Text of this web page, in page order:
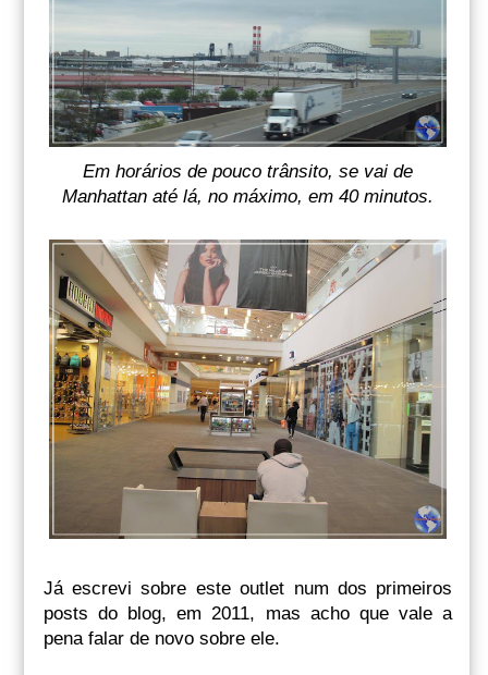
Em horários de pouco trânsito, se vai de
Manhattan até lá, no máximo, em 40 minutos.
Já escrevi sobre este outlet num dos primeiros
posts do blog, em 2011, mas acho que vale a
pena falar de novo sobre ele.